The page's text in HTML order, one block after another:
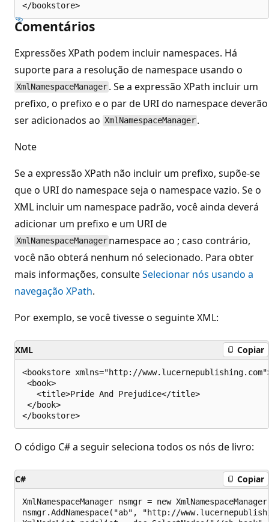
Comentários
Expressões XPath podem incluir namespaces. Há
suporte para a resolução de namespace usando o
XmlNamespaceManager . Se a expressão XPath incluir um
prefixo, o prefixo e o par de URI do namespace deverão
ser adicionados ao XmlNamespaceManager .
Note
Se a expressão XPath não incluir um prefixo, supõe-se
que o URI do namespace seja o namespace vazio. Se o
XML incluir um namespace padrão, você ainda deverá
adicionar um prefixo e um URI de
XmlNamespaceManager namespace ao ; caso contrário,
você não obterá nenhum nó selecionado. Para obter
mais informações, consulteSelecionar nós usando a
navegação XPath.
Por exemplo, se você tivesse o seguinte XML:
XML Copiar
<bookstore xmlns="http://
<book>
   <title>Pride And Prejudice</title>
</book>
O código C# a seguir seleciona todos os nós de livro:
C# Copiar
XmlNamespaceManager nsmgr = new
nsmgr.AddNamespace("ab", "http://